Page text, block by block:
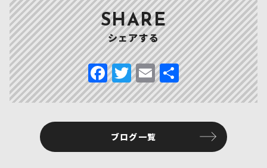
SHARE
シェアする
F
a
c
e
b
T
w
it
te
r
E
m
ai
l
共
有
ブログ一覧